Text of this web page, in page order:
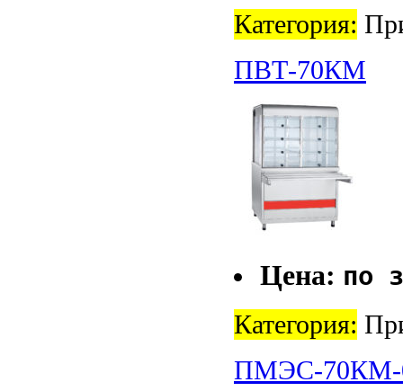
Категория:
ПВТ-70КМ
Цена: по
Категория:
ПМЭС-70КМ-